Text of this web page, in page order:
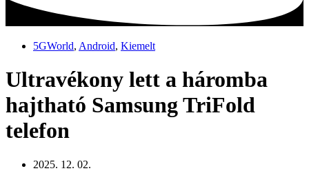
5GWorld, Android, Kiemelt
Ultravékony lett a háromba
hajtható Samsung TriFold
telefon
2025. 12. 02.